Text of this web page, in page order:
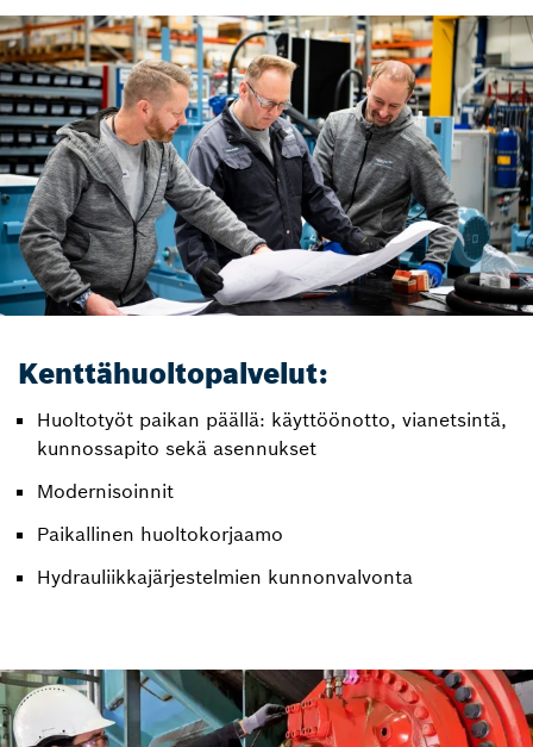
Kenttähuoltopalvelut:
Huoltotyöt paikan päällä: käyttöönotto, vianetsintä,
kunnossapito sekä asennukset
Modernisoinnit
Paikallinen huoltokorjaamo
Hydrauliikkajärjestelmien kunnonvalvonta